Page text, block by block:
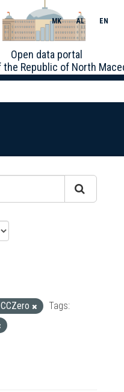
Open data portal
Republic of North
MK AL EN
Tags: